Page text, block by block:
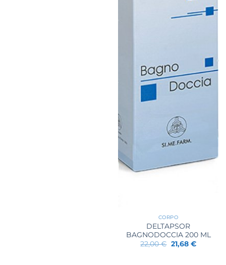
CORPO
DELTAPSOR
BAGNODOCCIA 200 ML
22,00€ Il
prezzo
21,68 €Il